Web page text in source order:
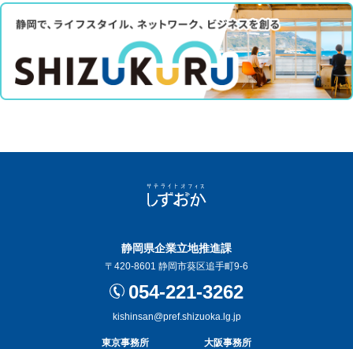
静岡県企業立地推進課
〒420-8601 静岡市葵区追手町9-6
054-221-3262
kishinsan@pref.shizuoka.lg.jp
東京事務所 大阪事務所